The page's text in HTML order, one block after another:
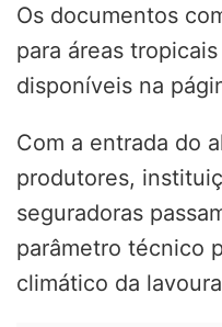
Os documentos
para áreas
disponíveis na
Com a entrada do
produtores,
seguradoras
parâmetro técnico
climático da